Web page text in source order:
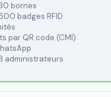
bornes
badges RFID
par QR code (CMI)
administrateurs